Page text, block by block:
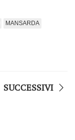
MANSARDA
SUCCESSIVI